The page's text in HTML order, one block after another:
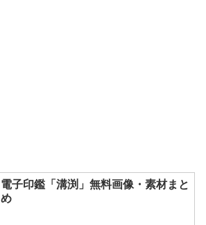
電子印鑑「溝渕」無料画像・素材まと
め